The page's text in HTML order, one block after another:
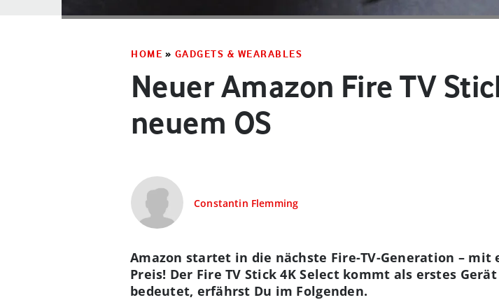
HOME » GADGETS & WEARABLES
Neuer Amazon Fire TV
neuem OS
Constantin Flemming
Amazon startet in die nächste Fire-TV-Generation –
Preis! Der Fire TV Stick 4K Select kommt als erstes
bedeutet, erfährst Du im Folgenden.